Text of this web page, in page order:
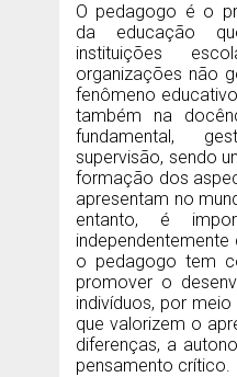
O pedagogo é o
da educação
instituições
organizações não
fenômeno
também na
fundamental,
supervisão, sendo
formação dos
apresentam no
entanto, é
o pedagogo tem
promover o
indivíduos, por
que valorizem o
diferenças, a
pensamento crítico.